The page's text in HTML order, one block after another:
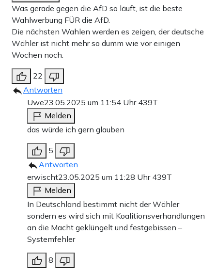
Was gerade gegen die AfD so läuft, ist die beste
Wahlwerbung FÜR die AfD.
Die nächsten Wahlen werden es zeigen, der deutsche
Wähler ist nicht mehr so dumm wie vor einigen
Wochen noch.
22
Antworten
Uwe23.05.2025 um 11:54 Uhr 439T
Melden
das würde ich gern glauben
5
Antworten
erwischt23.05.2025 um 11:28 Uhr 439T
Melden
In Deutschland bestimmt nicht der Wähler
sondern es wird sich mit Koalitionsverhandlungen
an die Macht geklüngelt und festgebissen –
Systemfehler
8